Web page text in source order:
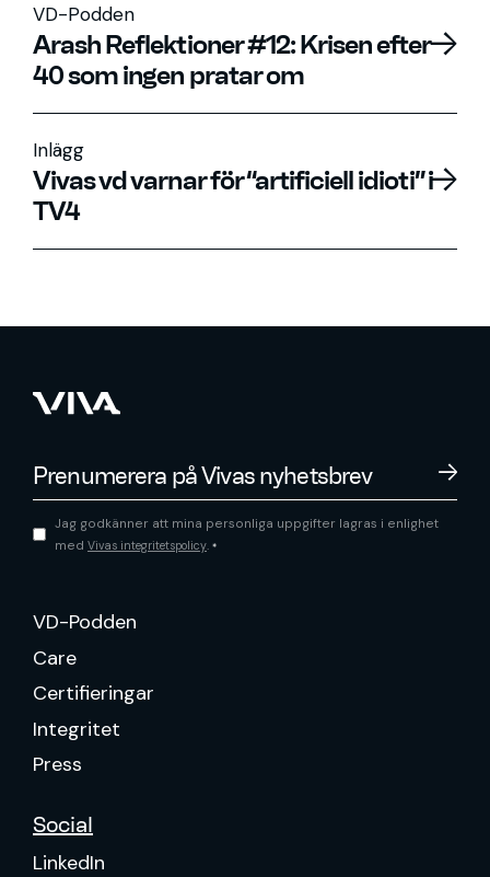
VD-Podden
Arash Reflektioner #12: Krisen efter
40 som ingen pratar om
Inlägg
Vivas vd varnar för “artificiell idioti” i
TV4
Jag godkänner att mina personliga uppgifter lagras i enlighet
med Vivas integritetspolicy. *
VD-Podden
Care
Certifieringar
Integritet
Press
Social
LinkedIn